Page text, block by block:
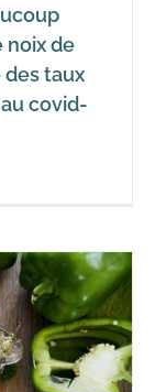
noix de
taux
covid-